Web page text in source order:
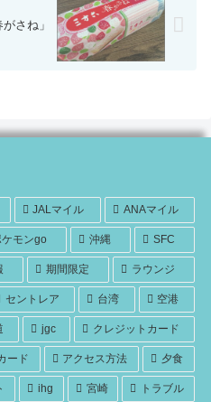
さね」
JALマイル ANAマイル
ケモンgo 沖縄 SFC
期間限定 ラウンジ
セントレア 台湾 空港
jgc クレジットカード
ード アクセス方法 夕食
ihg 宮崎 トラブル